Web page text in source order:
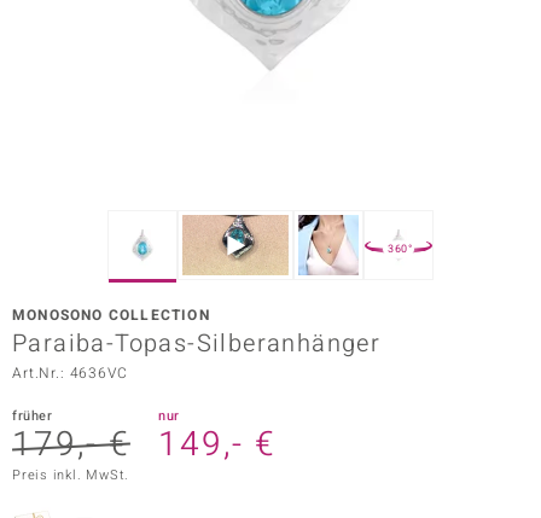
Vogue
Paraíso
360°
MONOSONO COLLECTION
Paraiba-Topas-Silberanhänger
Art.Nr.: 4636VC
früher
179,- €
nur
149,- €
Preis inkl. MwSt.